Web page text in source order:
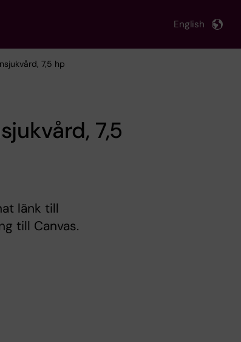
English
7,5 hp
7,5
länk till
till Canvas.